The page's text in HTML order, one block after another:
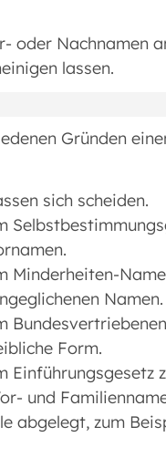
oder Nachnamen
lassen.
Gründen
sich scheiden.
Minderheiten-
Namen.
Form.
Einführungsgesetz
und
abgelegt, zum